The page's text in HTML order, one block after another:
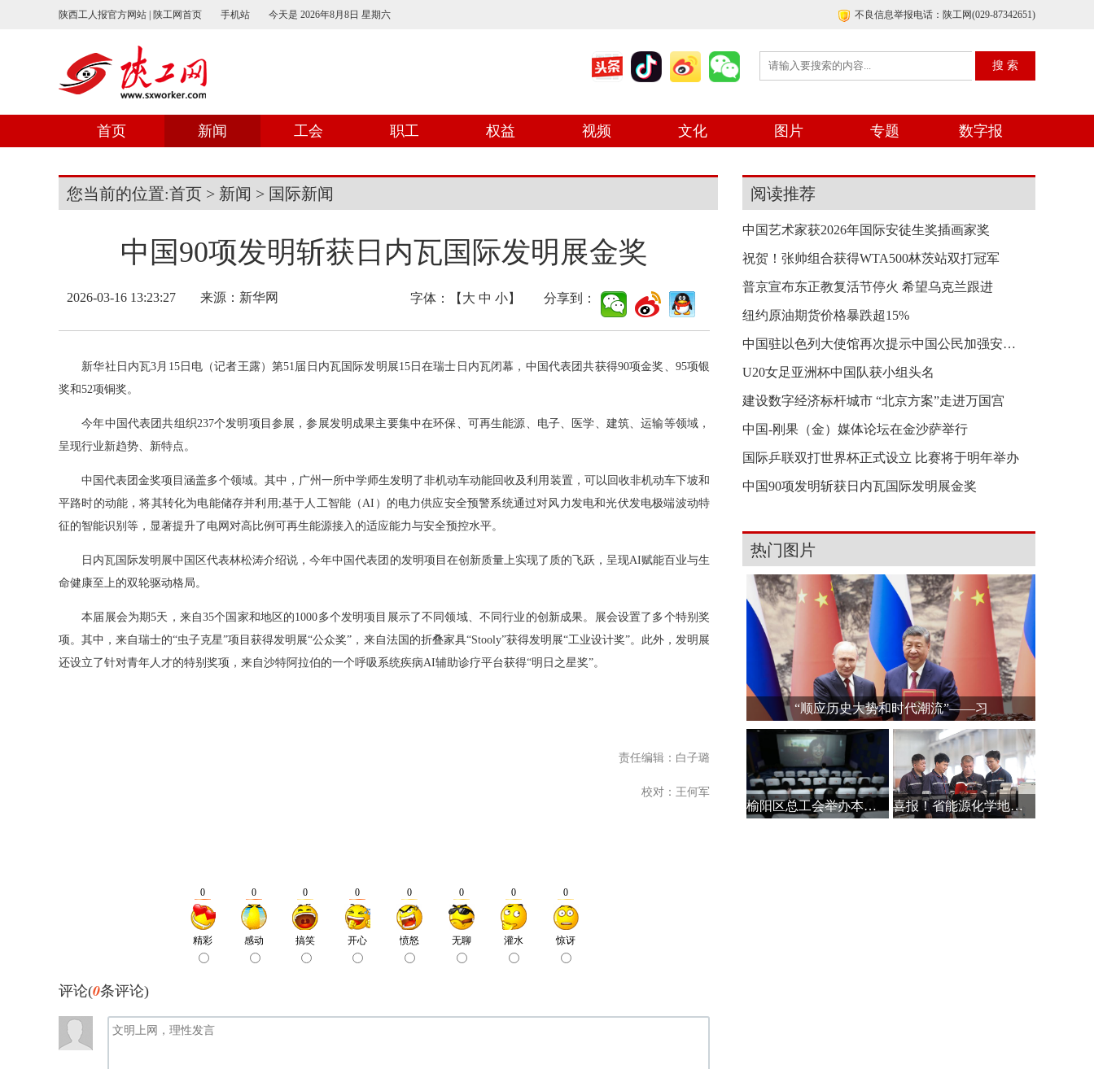
陕西工人报官方网站 | 陕工网首页 手机站 今天是 2026年8月8日 星期六 不良信息举报电话：陕工网(029-87342651)
首页 新闻 工会 职工 权益 视频 文化 图片 专题 数字报
您当前的位置:首页 > 新闻 > 国际新闻
中国90项发明斩获日内瓦国际发明展金奖
2026-03-16 13:23:27 来源：新华网 字体：【 大 中 小】 分享到：
新华社日内瓦3月15日电（记者王露）第51届日内瓦国际发明展15日在瑞士日内瓦闭幕，中国代表团共获得90项金奖、95项银
奖和52项铜奖。
今年中国代表团共组织237个发明项目参展，参展发明成果主要集中在环保、可再生能源、电子、医学、建筑、运输等领域，
呈现行业新趋势、新特点。
中国代表团金奖项目涵盖多个领域。其中，广州一所中学师生发明了非机动车动能回收及利用装置，可以回收非机动车下坡和
平路时的动能，将其转化为电能储存并利用;基于人工智能（AI）的电力供应安全预警系统通过对风力发电和光伏发电极端波动特
征的智能识别等，显著提升了电网对高比例可再生能源接入的适应能力与安全预控水平。
日内瓦国际发明展中国区代表林松涛介绍说，今年中国代表团的发明项目在创新质量上实现了质的飞跃，呈现AI赋能百业与生
命健康至上的双轮驱动格局。
本届展会为期5天，来自35个国家和地区的1000多个发明项目展示了不同领域、不同行业的创新成果。展会设置了多个特别奖
项。其中，来自瑞士的“虫子克星”项目获得发明展“公众奖”，来自法国的折叠家具“Stooly”获得发明展“工业设计奖”。此外，发明展
还设立了针对青年人才的特别奖项，来自沙特阿拉伯的一个呼吸系统疾病AI辅助诊疗平台获得“明日之星奖”。
责任编辑：白子璐
校对：王何军
评论(0条评论)
阅读推荐
中国艺术家获2026年国际安徒生奖插画家奖
祝贺！张帅组合获得WTA500林茨站双打冠军
普京宣布东正教复活节停火 希望乌克兰跟进
纽约原油期货价格暴跌超15%
中国驻以色列大使馆再次提示中国公民加强安全防范
U20女足亚洲杯中国队获小组头名
建设数字经济标杆城市 “北京方案”走进万国宫
中国-刚果（金）媒体论坛在金沙萨举行
国际乒联双打世界杯正式设立 比赛将于明年举办
中国90项发明斩获日内瓦国际发明展金奖
热门图片
“顺应历史大势和时代潮流”——习
榆阳区总工会举办本土作家白保林创 喜报！省能源化学地质工会系统主题